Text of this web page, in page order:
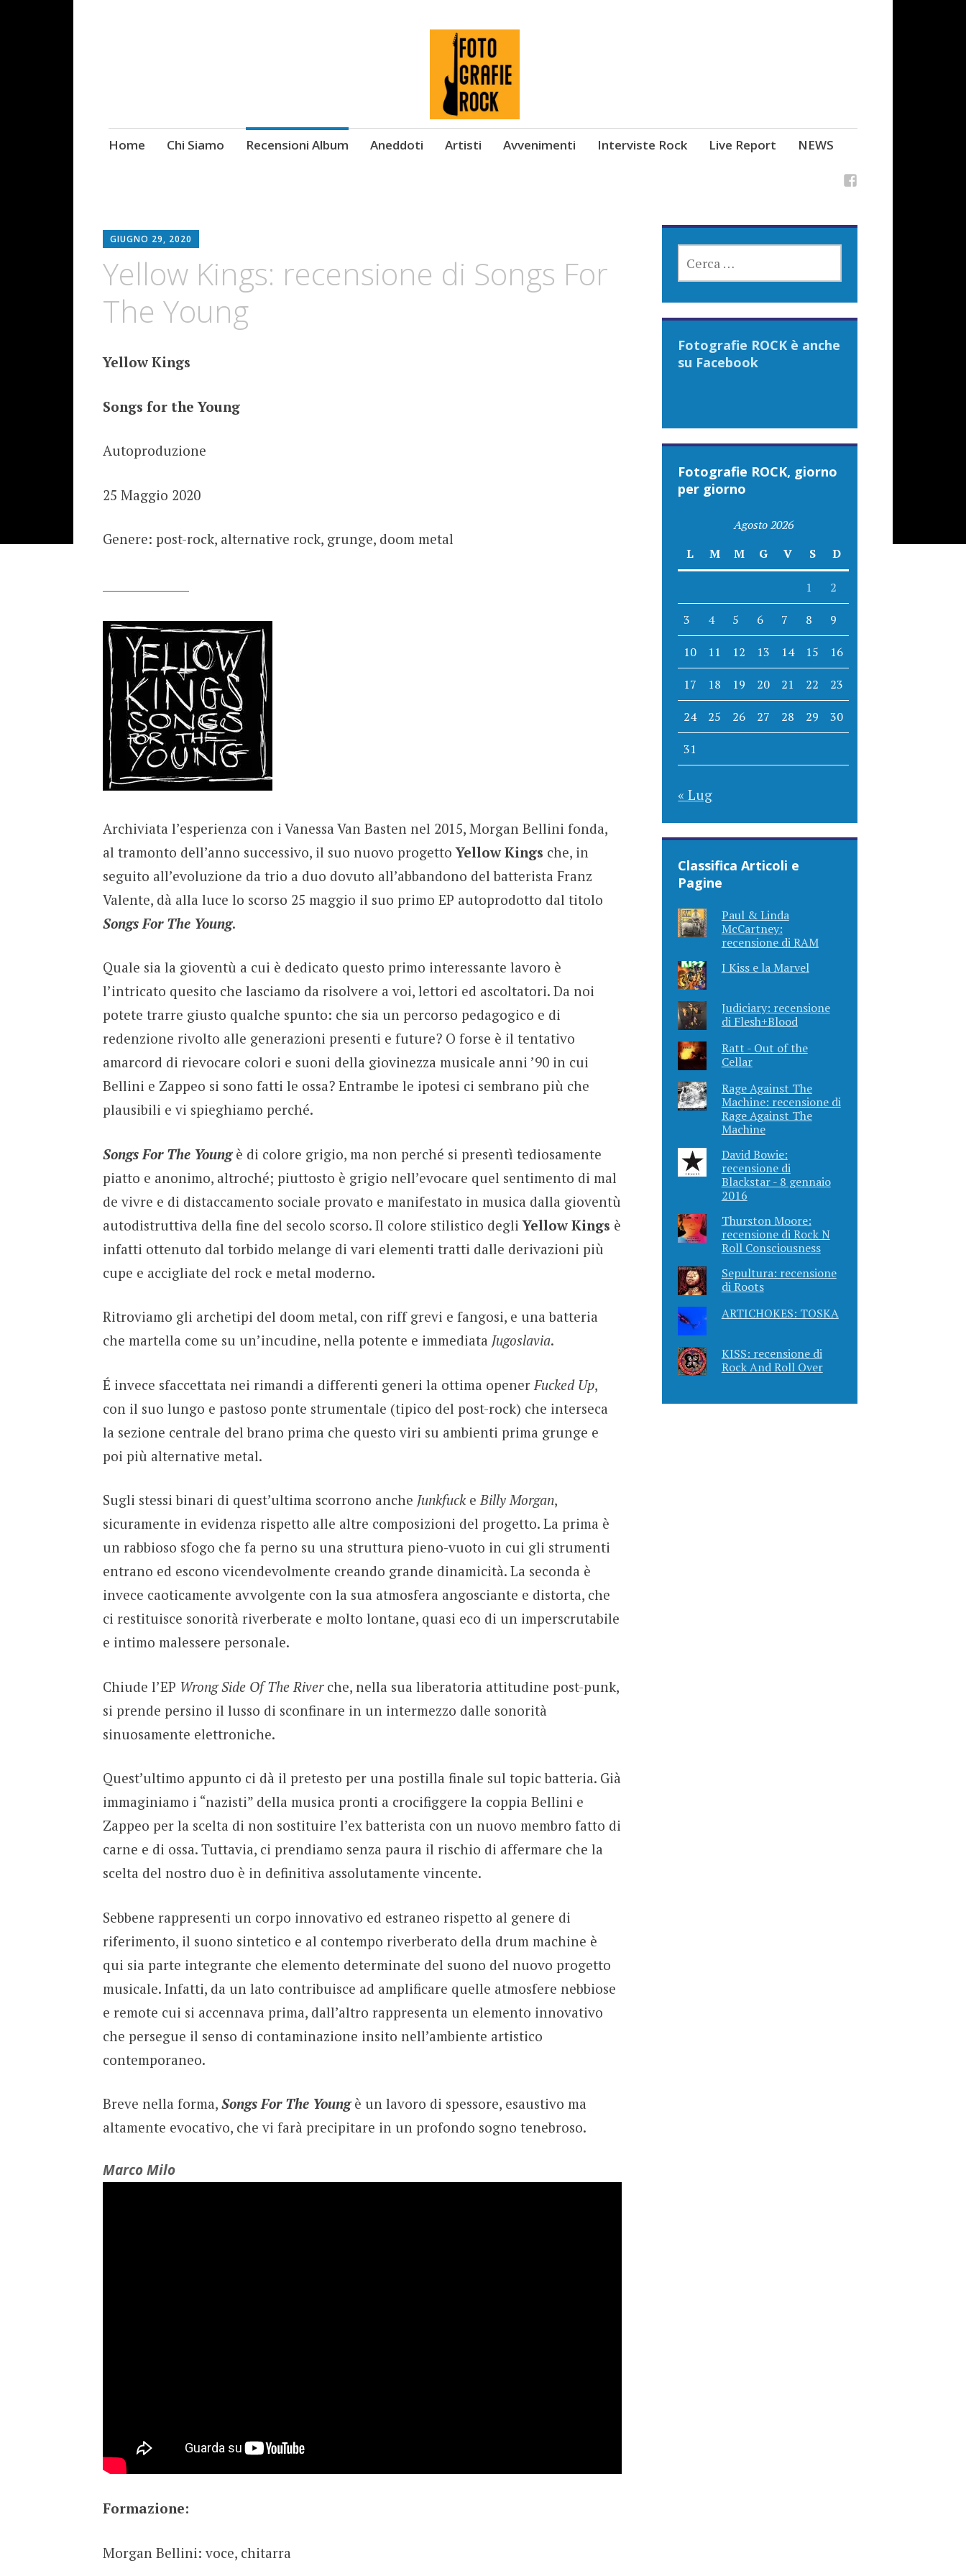
Skip
Home Chi Siamo Recensioni Album Aneddoti Artisti Avvenimenti Interviste Rock Live Report NEWS
GIUGNO 29, 2020
Yellow Kings: recensione di Songs For
The Young
Yellow Kings
Songs for the Young
Autoproduzione
25 Maggio 2020
Genere: post-rock, alternative rock, grunge, doom metal
Archiviata l’esperienza con i Vanessa Van Basten nel 2015, Morgan Bellini fonda,
al tramonto dell’anno successivo, il suo nuovo progettoYellow Kings che, in
seguito all’evoluzione da trio a duo dovuto all’abbandono del batterista Franz
Valente, dà alla luce lo scorso 25 maggio il suo primo EP autoprodotto dal titolo
Songs For The Young.
Quale sia la gioventù a cui è dedicato questo primo interessante lavoro è
l’intricato quesito che lasciamo da risolvere a voi, lettori ed ascoltatori. Da noi
potete trarre giusto qualche spunto: che sia un percorso pedagogico e di
redenzione rivolto alle generazioni presenti e future? O forse è il tentativo
amarcord di rievocare colori e suoni della giovinezza musicale anni ’90 in cui
Bellini e Zappeo si sono fatti le ossa? Entrambe le ipotesi ci sembrano più che
plausibili e vi spieghiamo perché.
Songs For The Youngè di colore grigio, ma non perché si presentì tediosamente
piatto e anonimo, altroché; piuttosto è grigio nell’evocare quel sentimento di mal
de vivre e di distaccamento sociale provato e manifestato in musica dalla gioventù
autodistruttiva della fine del secolo scorso. Il colore stilistico degliYellow Kings è
infatti ottenuto dal torbido melange di vari elementi tratti dalle derivazioni più
cupe e accigliate del rock e metal moderno.
Ritroviamo gli archetipi del doom metal, con riff grevi e fangosi, e una batteria
che martella come su un’incudine, nella potente e immediata Jugoslavia.
É invece sfaccettata nei rimandi a differenti generi la ottima opener Fucked Up,
con il suo lungo e pastoso ponte strumentale (tipico del post-rock) che interseca
la sezione centrale del brano prima che questo viri su ambienti prima grunge e
poi più alternative metal.
Sugli stessi binari di quest’ultima scorrono anche JunkfuckeBilly Morgan,
sicuramente in evidenza rispetto alle altre composizioni del progetto. La prima è
un rabbioso sfogo che fa perno su una struttura pieno-vuoto in cui gli strumenti
entrano ed escono vicendevolmente creando grande dinamicità. La seconda è
invece caoticamente avvolgente con la sua atmosfera angosciante e distorta, che
ci restituisce sonorità riverberate e molto lontane, quasi eco di un imperscrutabile
e intimo malessere personale.
Chiude l’EP Wrong Side Of The Riverche, nella sua liberatoria attitudine post-punk,
si prende persino il lusso di sconfinare in un intermezzo dalle sonorità
sinuosamente elettroniche.
Quest’ultimo appunto ci dà il pretesto per una postilla finale sul topic batteria. Già
immaginiamo i “nazisti” della musica pronti a crocifiggere la coppia Bellini e
Zappeo per la scelta di non sostituire l’ex batterista con un nuovo membro fatto di
carne e di ossa. Tuttavia, ci prendiamo senza paura il rischio di affermare che la
scelta del nostro duo è in definitiva assolutamente vincente.
Sebbene rappresenti un corpo innovativo ed estraneo rispetto al genere di
riferimento, il suono sintetico e al contempo riverberato della drum machine è
qui sia parte integrante che elemento determinate del suono del nuovo progetto
musicale. Infatti, da un lato contribuisce ad amplificare quelle atmosfere nebbiose
e remote cui si accennava prima, dall’altro rappresenta un elemento innovativo
che persegue il senso di contaminazione insito nell’ambiente artistico
contemporaneo.
Breve nella forma, Songs For The Youngè un lavoro di spessore, esaustivo ma
altamente evocativo, che vi farà precipitare in un profondo sogno tenebroso.
Marco Milo
Formazione:
Morgan Bellini: voce, chitarra
PER:
Fotografie ROCK è anche
su Facebook
Fotografie ROCK, giorno
per giorno
Agosto 2026
L
M M G V S D
1 2
3 4 5 6 7 8 9
10 11 12 13 14 15 16
17 18 19 20 21 22 23
24 25 26 27 28 29 30
31
« Lug
Classifica Articoli e
Pagine
Paul & Linda
McCartney:
recensione di RAM
I Kiss e la Marvel
Judiciary: recensione
di Flesh+Blood
Ratt - Out of the
Cellar
Rage Against The
Machine: recensione di
Rage Against The
Machine
David Bowie:
recensione di
Blackstar - 8 gennaio
2016
Thurston Moore:
recensione di Rock N
Roll Consciousness
Sepultura: recensione
di Roots
ARTICHOKES: TOSKA
KISS: recensione di
Rock And Roll Over